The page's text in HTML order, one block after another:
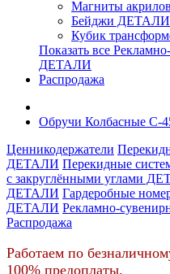
Магниты
Бейджи ДЕТАЛИ
Кубик
Показать все
ДЕТАЛИ
Распродажа
Обручи Колбасные С-
Ценникодержатели
ДЕТАЛИ Перекидные
c закруглёнными углами
ДЕТАЛИ Гардеробные
ДЕТАЛИ Рекламно-
Распродажа
Работаем по
100% предоплаты.